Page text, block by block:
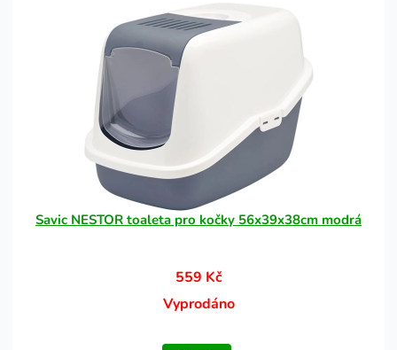
Savic NESTOR toaleta pro kočky 56x39x38cm modrá
559 Kč
Vyprodáno